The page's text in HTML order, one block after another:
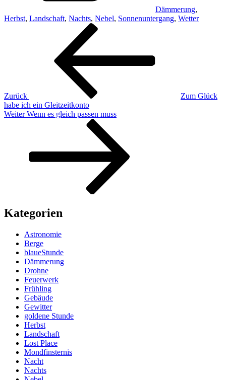
Dämmerung,
Herbst, Landschaft, Nachts, Nebel, Sonnenuntergang, Wetter
Beitragsnavigation
Zurück
Zum Glück
habe ich ein Gleitzeitkonto
Nächster
Weiter Wenn es gleich passen muss
Kategorien
Astronomie
Berge
blaueStunde
Dämmerung
Drohne
Feuerwerk
Frühling
Gebäude
Gewitter
goldene Stunde
Herbst
Landschaft
Lost Place
Mondfinsternis
Nacht
Nachts